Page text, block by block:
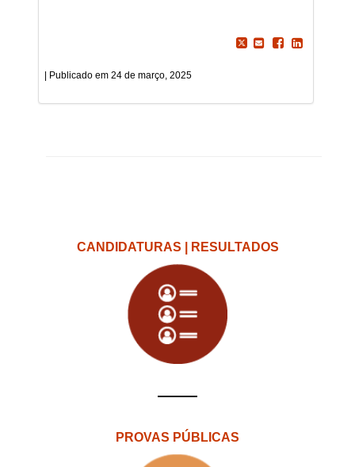
24 de março, 2025
CANDIDATURAS | RESULTADOS
PROVAS PÚBLICAS